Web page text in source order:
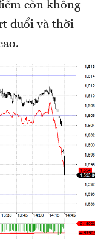
còn không
đuổi và thời